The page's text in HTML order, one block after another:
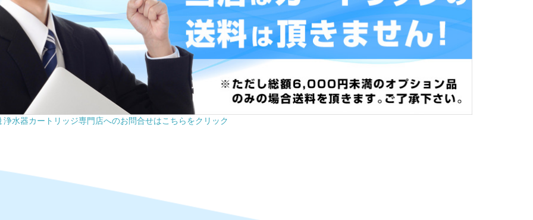
浄水器カートリッジ専門店へのお問合せはこちらをクリック